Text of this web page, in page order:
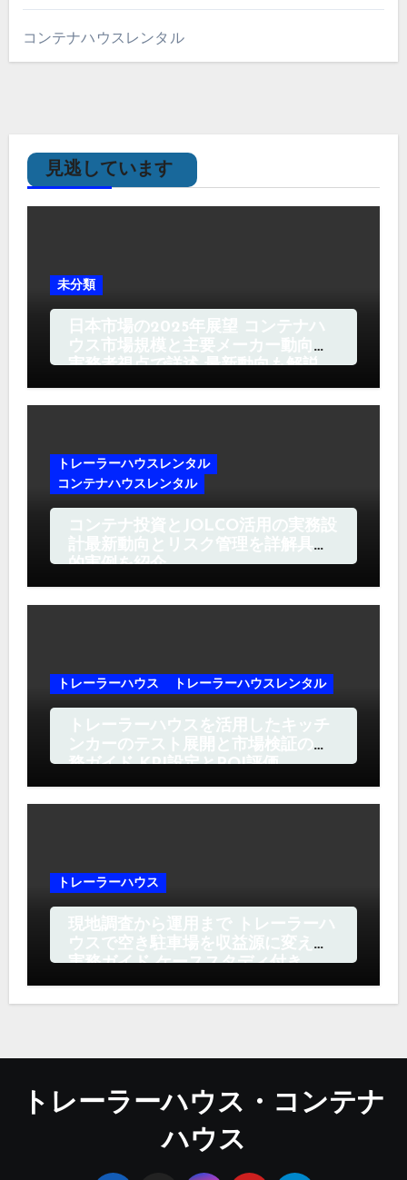
コンテナハウスレンタル
見逃しています
未分類
日本市場の2025年展望 コンテナハ
ウス市場規模と主要メーカー動向を
実務者視点で詳述 最新動向も解説
トレーラーハウスレンタル
コンテナハウスレンタル
コンテナ投資とJOLCO活用の実務設
計最新動向とリスク管理を詳解具体
的実例を紹介
トレーラーハウス トレーラーハウスレンタル
トレーラーハウスを活用したキッチ
ンカーのテスト展開と市場検証の実
務ガイド KPI設定とROI評価
トレーラーハウス
現地調査から運用まで トレーラーハ
ウスで空き駐車場を収益源に変える
実務ガイド ケーススタディ付き
トレーラーハウス・コンテナ
ハウス